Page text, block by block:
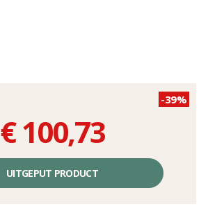
-39%
€ 100,73
UITGEPUT PRODUCT